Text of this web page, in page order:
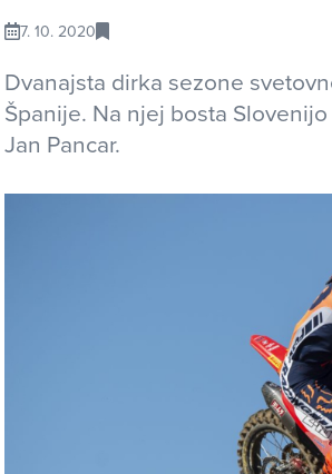
7. 10. 2020
Dvanajsta dirka sezone
Španije. Na njej bosta
Jan Pancar.